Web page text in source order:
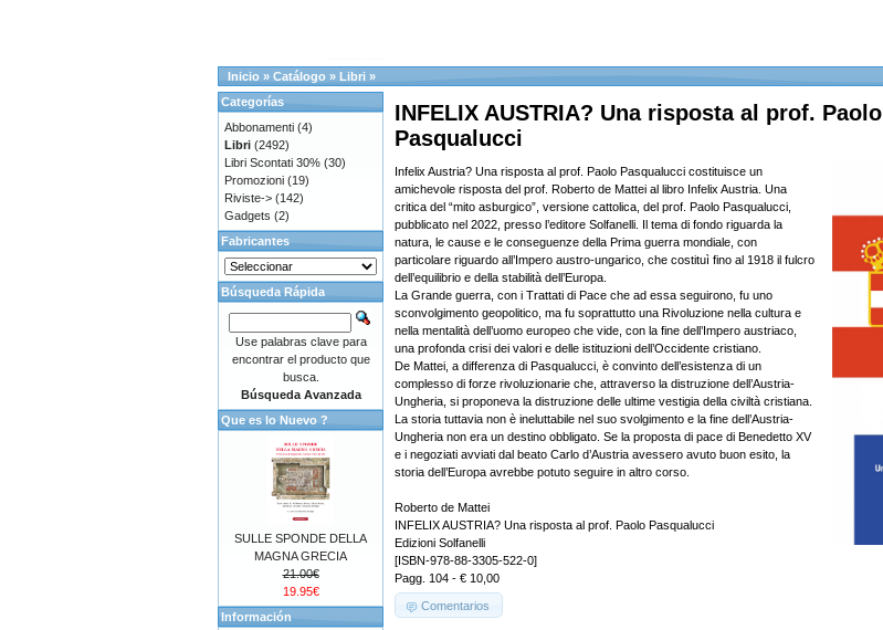
Inicio » Catálogo » Libri »
INFELIX AUSTRIA? Una risposta al prof. Paolo
Pasqualucci
Infelix Austria? Una risposta al prof. Paolo Pasqualucci costituisce un
amichevole risposta del prof. Roberto de Mattei al libro Infelix Austria. Una
critica del “mito asburgico”, versione cattolica, del prof. Paolo Pasqualucci,
pubblicato nel 2022, presso l’editore Solfanelli. Il tema di fondo riguarda la
natura, le cause e le conseguenze della Prima guerra mondiale, con
particolare riguardo all’Impero austro-ungarico, che costituì fino al 1918 il fulcro
dell’equilibrio e della stabilità dell’Europa.
La Grande guerra, con i Trattati di Pace che ad essa seguirono, fu uno
sconvolgimento geopolitico, ma fu soprattutto una Rivoluzione nella cultura e
nella mentalità dell’uomo europeo che vide, con la fine dell’Impero austriaco,
una profonda crisi dei valori e delle istituzioni dell’Occidente cristiano.
De Mattei, a differenza di Pasqualucci, è convinto dell’esistenza di un
complesso di forze rivoluzionarie che, attraverso la distruzione dell’Austria-
Ungheria, si proponeva la distruzione delle ultime vestigia della civiltà cristiana.
La storia tuttavia non è ineluttabile nel suo svolgimento e la fine dell’Austria-
Ungheria non era un destino obbligato. Se la proposta di pace di Benedetto XV
e i negoziati avviati dal beato Carlo d’Austria avessero avuto buon esito, la
storia dell’Europa avrebbe potuto seguire in altro corso.
Roberto de Mattei
INFELIX AUSTRIA? Una risposta al prof. Paolo Pasqualucci
Edizioni Solfanelli
[ISBN-978-88-3305-522-0]
Pagg. 104 - € 10,00
Comentarios
Categorías
Abbonamenti (4)
Libri (2492)
Libri Scontati 30% (30)
Promozioni (19)
Riviste-> (142)
Gadgets (2)
Fabricantes
Búsqueda Rápida
Use palabras clave para
encontrar el producto que
busca.
Búsqueda Avanzada
Que es lo Nuevo ?
SULLE SPONDE DELLA
MAGNA GRECIA
21.00€
19.95€
Información